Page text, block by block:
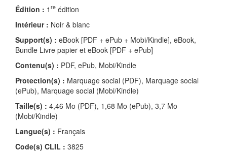
Édition : 1 re édition
Intérieur : Noir & blanc
Support(s) : eBook [PDF + ePub + Mobi/Kindle], eBook,
Bundle Livre papier et eBook [PDF + ePub]
Contenu(s) : PDF, ePub, Mobi/Kindle
Protection(s) : Marquage social (PDF), Marquage social
(ePub), Marquage social (Mobi/Kindle)
Taille(s) : 4,46 Mo (PDF), 1,68 Mo (ePub), 3,7 Mo
(Mobi/Kindle)
Langue(s) : Français
Code(s) CLIL : 3825